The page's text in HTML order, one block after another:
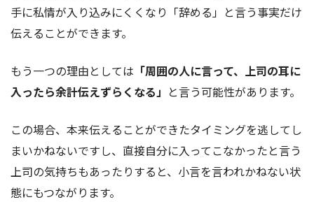
手に私情が入り込みにくくなり「辞める」と言う事実だけ
伝えることができます。
もう一つの理由としては 「周囲の人に言って、上司の耳に
入ったら余計伝えずらくなる」 と言う可能性があります。
この場合、本来伝えることができたタイミングを逃してし
まいかねないですし、直接自分に入ってこなかったと言う
上司の気持ちもあったりすると、小言を言われかねない状
態にもつながります。